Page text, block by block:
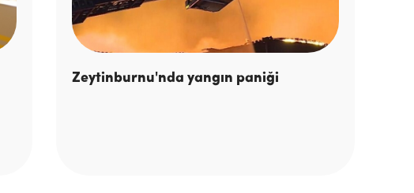
Zeytinburnu'nda yangın paniği